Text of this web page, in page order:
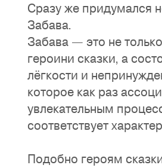
Сразу же придумался
Забава.
Забава — это не
героини сказки, а
лёгкости и
которое как раз
увлекательным
соответствует
Подобно героям